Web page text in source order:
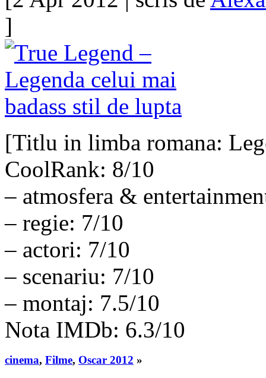
]
[Titlu in limba romana:
CoolRank: 8/10
– atmosfera &
– regie: 7/10
– actori: 7/10
– scenariu: 7/10
– montaj: 7.5/10
Nota IMDb: 6.3/10
cinema, Filme, Oscar 2012 »